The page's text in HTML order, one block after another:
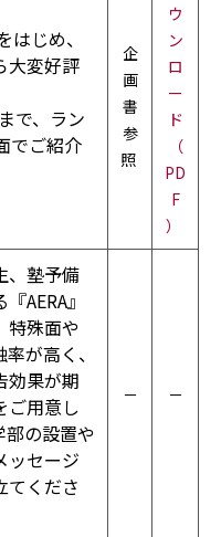
じめ、
大変好評
で、ラン
でご紹介
企
画
書
参
照
ウ
ン
ロ
ー
ド
（
PD
F
）
、塾予備
AERA』
特殊面や
が高く、
効果が期
ご用意し
部の設置や
ッセージ
てくださ
－ －